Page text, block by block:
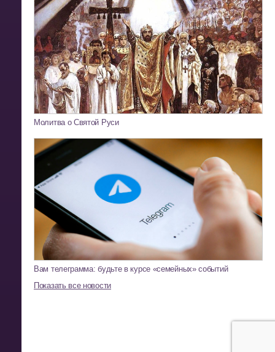
Молитва о Святой Руси
Вам телеграмма: будьте в курсе «семейных» событий
Показать все новости